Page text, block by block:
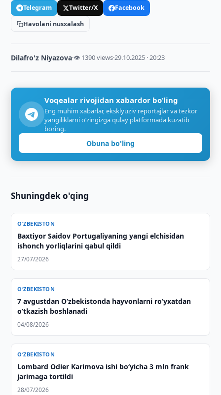
Telegram Twitter/X
Facebook
Havolani nusxalash
Dilafro'z Niyazova·👁 1390 views·29.10.2025 · 20:23
Voqealar rivojidan xabardor bo‘ling
Eng muhim xabarlar, eksklyuziv reportajlar va tezkor
yangiliklarni o‘zingizga qulay platformada kuzatib
boring.
Obuna bo'ling
Shuningdek o'qing
O‘ZBEKISTON
Baxtiyor Saidov Portugaliyaning yangi elchisidan
ishonch yorliqlarini qabul qildi
27/07/2026
O‘ZBEKISTON
7 avgustdan O‘zbekistonda hayvonlarni ro‘yxatdan
o‘tkazish boshlanadi
04/08/2026
O‘ZBEKISTON
Lombard Odier Karimova ishi bo‘yicha 3 mln frank
jarimaga tortildi
28/07/2026